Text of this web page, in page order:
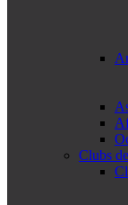
Clubs